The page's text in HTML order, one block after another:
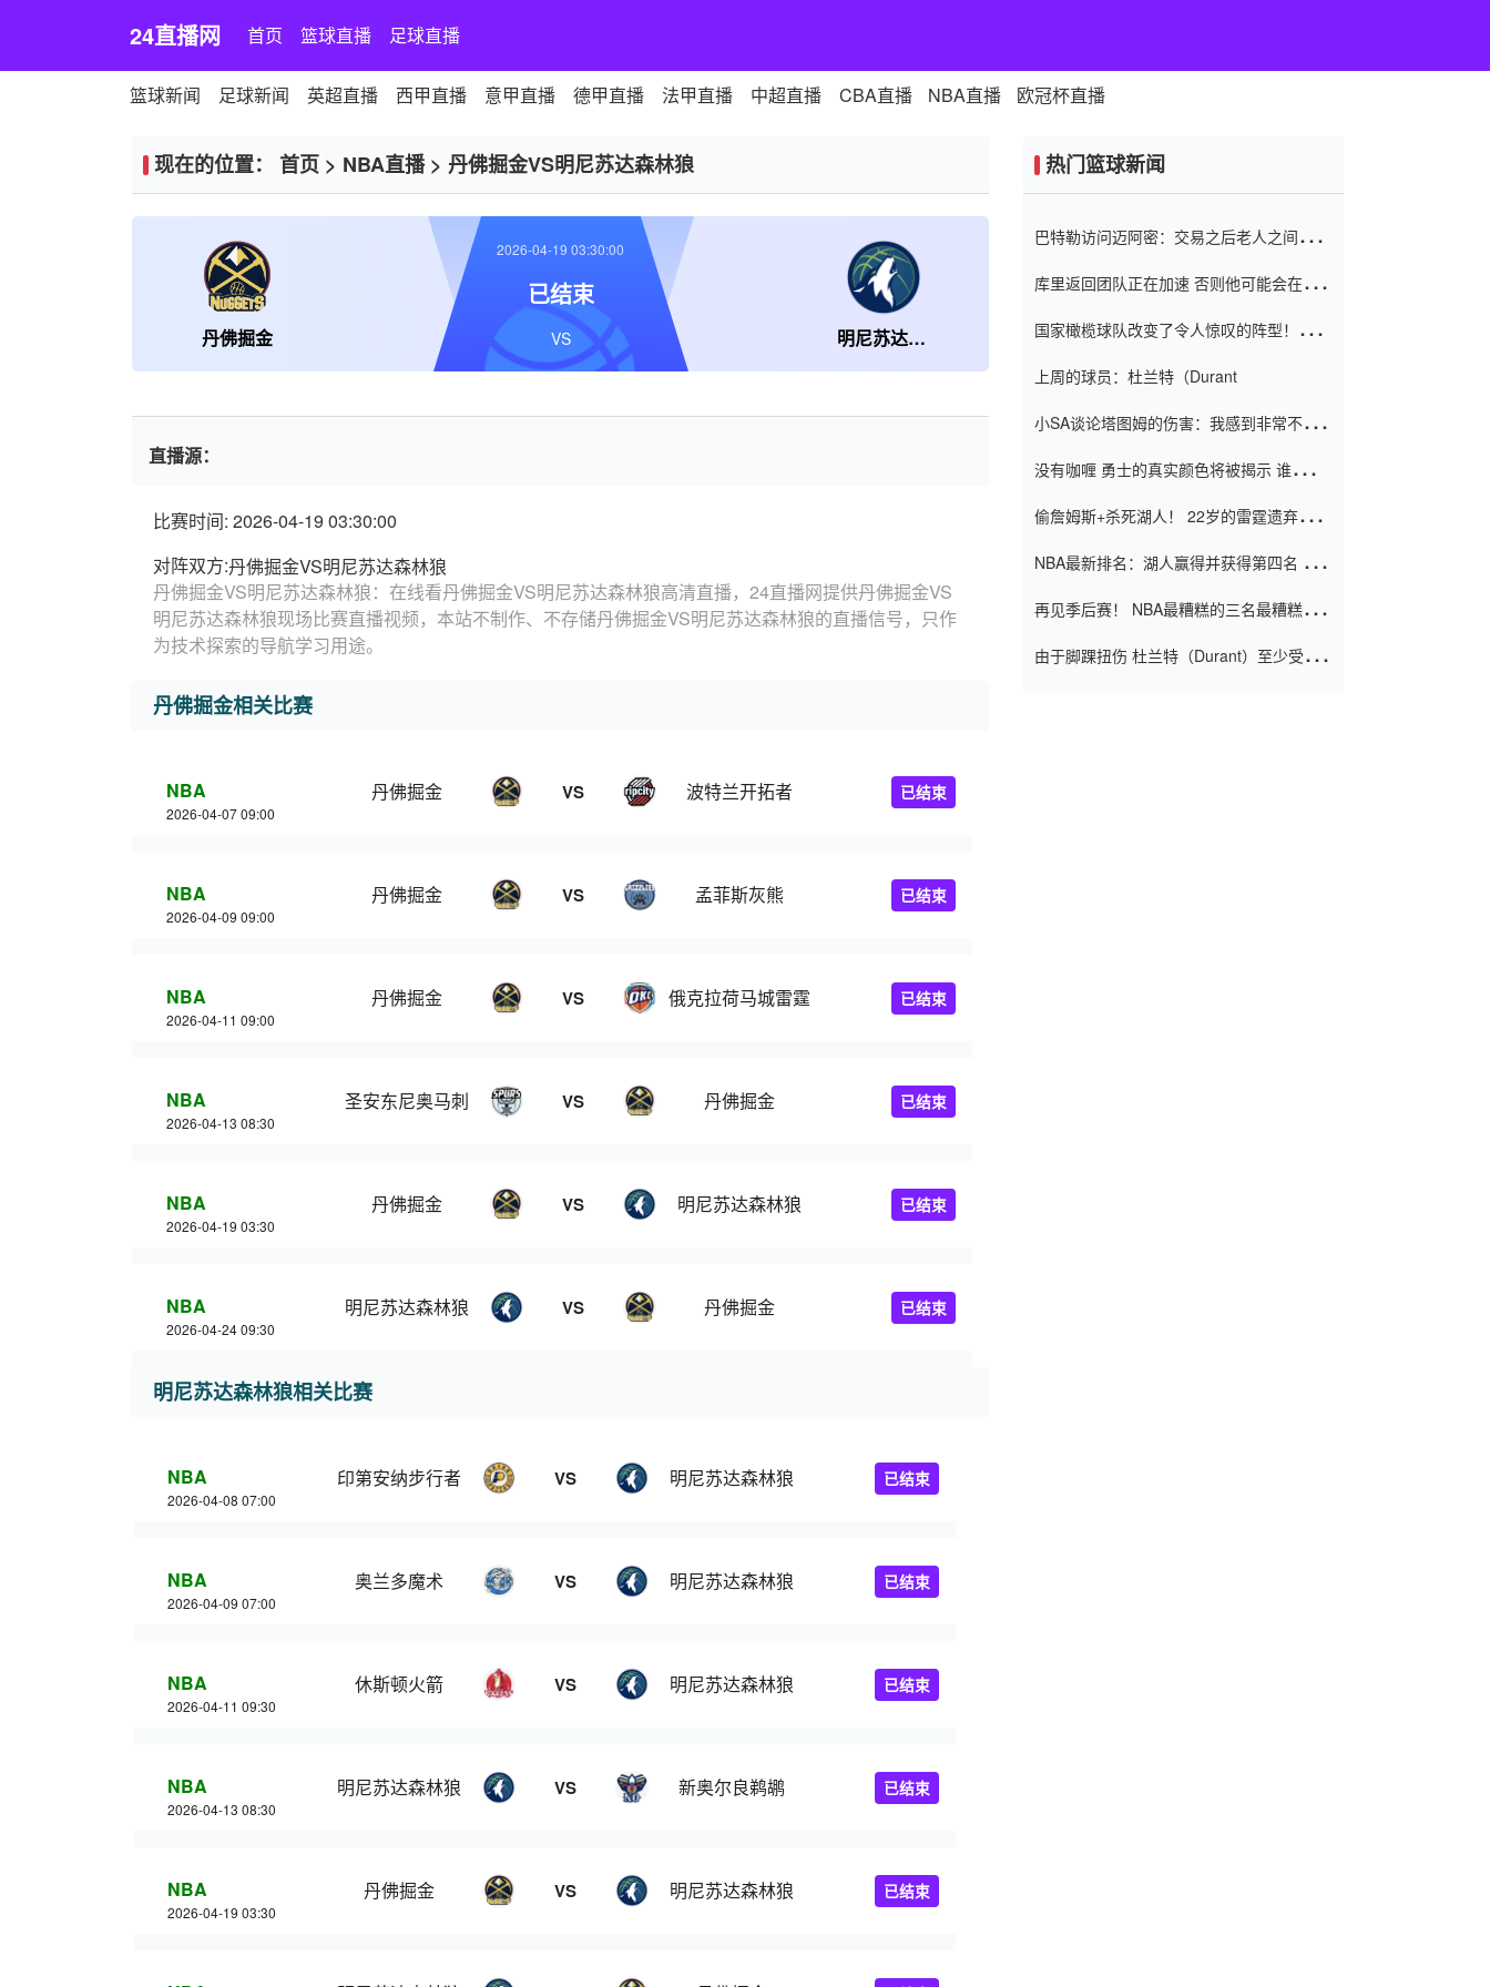
24直播网 首页 篮球直播 足球直播
篮球新闻 足球新闻 英超直播 西甲直播 意甲直播 德甲直播 法甲直播 中超直播 CBA直播 NBA直播 欧冠杯直播
现在的位置： 首页 > NBA直播> 丹佛掘金VS明尼苏达森林狼
丹佛掘金 明尼苏达森林狼
2026-04-19 03:30:00
已结束
VS
直播源：
比赛时间: 2026-04-19 03:30:00
对阵双方:丹佛掘金VS明尼苏达森林狼
丹佛掘金VS明尼苏达森林狼：在线看丹佛掘金VS明尼苏达森林狼高清直播，24直播网提供丹佛掘金VS
明尼苏达森林狼现场比赛直播视频，本站不制作、不存储丹佛掘金VS明尼苏达森林狼的直播信号，只作
为技术探索的导航学习用途。
丹佛掘金相关比赛
NBA
2026-04-07 09:00
丹佛掘金 VS 波特兰开拓者 已结束
NBA
2026-04-09 09:00
丹佛掘金 VS 孟菲斯灰熊 已结束
NBA
2026-04-11 09:00
丹佛掘金 VS 俄克拉荷马城雷霆 已结束
NBA
2026-04-13 08:30
圣安东尼奥马刺 VS 丹佛掘金 已结束
NBA
2026-04-19 03:30
丹佛掘金 VS 明尼苏达森林狼 已结束
NBA
2026-04-24 09:30
明尼苏达森林狼 VS 丹佛掘金 已结束
明尼苏达森林狼相关比赛
NBA
2026-04-08 07:00
印第安纳步行者 VS 明尼苏达森林狼 已结束
NBA
2026-04-09 07:00
奥兰多魔术 VS 明尼苏达森林狼 已结束
NBA
2026-04-11 09:30
休斯顿火箭 VS 明尼苏达森林狼 已结束
NBA
2026-04-13 08:30
明尼苏达森林狼 VS 新奥尔良鹈鹕 已结束
NBA
2026-04-19 03:30
丹佛掘金 VS 明尼苏达森林狼 已结束
热门篮球新闻
巴特勒访问迈阿密：交易之后老人之间的第
库里返回团队正在加速 否则他可能会在下
起了人们的关注
国家橄榄球队改变了令人惊叹的阵型！伊万
上周的球员：杜兰特（Durant
小SA谈论塔图姆的伤害：我感到非常不舒
没有咖喱 勇士的真实颜色将被揭示 谁注意
偷詹姆斯+杀死湖人！ 22岁的雷霆遗弃儿子
亿元人民币的合同
NBA最新排名：湖人赢得并获得第四名 小
再见季后赛！ NBA最糟糕的三名最糟糕的
由于脚踝扭伤 杜兰特（Durant）至少受伤